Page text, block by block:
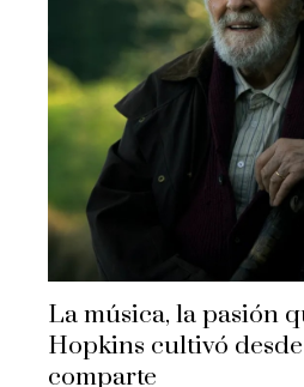
La música, la pasión
Hopkins cultivó
comparte